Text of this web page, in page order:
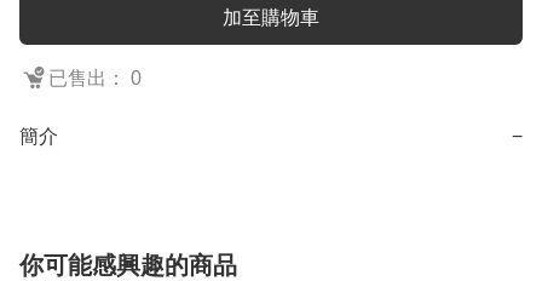
加至購物車
已售出： 0
簡介 −
你可能感興趣的商品